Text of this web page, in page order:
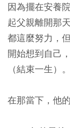
因為擺在安養
起父親離開那
都這麼努力，
開始想到自己
（結束一生）
在那當下，他